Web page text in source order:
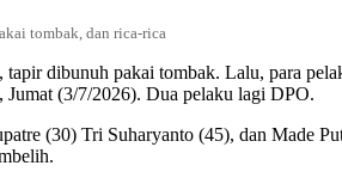
tombak, dan rica-rica
dibunuh pakai tombak. Lalu, para
(3/7/2026). Dua pelaku lagi DPO.
(30) Tri Suharyanto (45), dan Made